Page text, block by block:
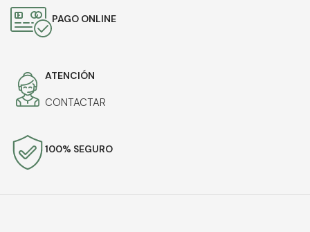
PAGO ONLINE
ATENCIÓN
CONTACTAR
100% SEGURO